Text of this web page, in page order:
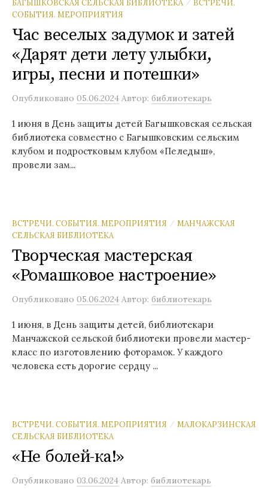
БАГЫШКОВСКАЯ СЕЛЬСКАЯ БИБЛИОТЕКА / ВСТРЕЧИ.
СОБЫТИЯ. МЕРОПРИЯТИЯ
Час веселых задумок и затей
«Дарят дети лету улыбки,
игры, песни и потешки»
Опубликовано 05.06.2024 Автор: библиотекарь
1 июня в День защиты детей Багышковская сельская
библиотека совместно с Багышковским сельским
клубом и подростковым клубом «Пеледыш»,
провели зам...
ВСТРЕЧИ. СОБЫТИЯ. МЕРОПРИЯТИЯ / МАНЧАЖСКАЯ
СЕЛЬСКАЯ БИБЛИОТЕКА
Творческая мастерская
«Ромашковое настроение»
Опубликовано 05.06.2024 Автор: библиотекарь
1 июня, в День защиты детей, библиотекари
Манчажской сельской библиотеки провели мастер-
класс по изготовлению фоторамок. У каждого
человека есть дорогие сердцу ...
ВСТРЕЧИ. СОБЫТИЯ. МЕРОПРИЯТИЯ / МАЛОКАРЗИНСКАЯ
СЕЛЬСКАЯ БИБЛИОТЕКА
«Не болей-ка!»
Опубликовано 03.06.2024 Автор: библиотекарь